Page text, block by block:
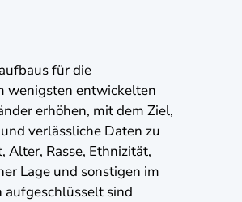
für die
wenigsten entwickelten
erhöhen, mit dem Ziel,
verlässliche Daten zu
Alter, Rasse, Ethnizität,
Lage und sonstigen im
sind